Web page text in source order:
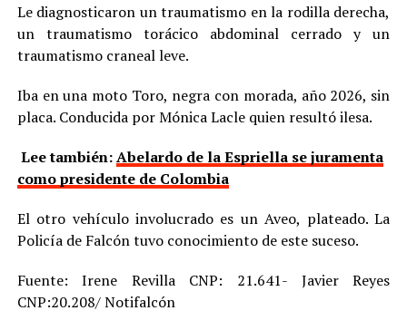
Le diagnosticaron un traumatismo en la rodilla derecha,
un traumatismo torácico abdominal cerrado y un
traumatismo craneal leve.
Iba en una moto Toro, negra con morada, año 2026, sin
placa. Conducida por Mónica Lacle quien resultó ilesa.
Lee también:Abelardo de la Espriella se juramenta
como presidente de Colombia
El otro vehículo involucrado es un Aveo, plateado. La
Policía de Falcón tuvo conocimiento de este suceso.
Fuente: Irene Revilla CNP: 21.641- Javier Reyes
CNP:20.208/ Notifalcón